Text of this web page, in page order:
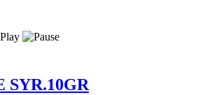
SYR.10GR